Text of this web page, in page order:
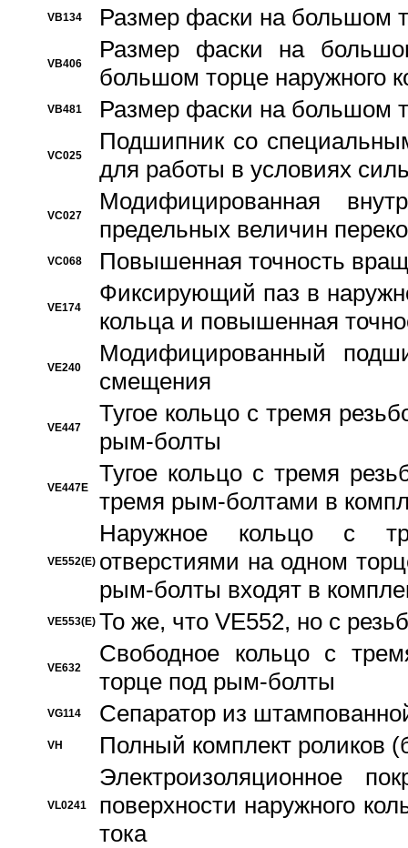
VB134 Размер фаски на большом
VB406
Размер фаски на
большом торце наружного
VB481 Размер фаски на большом
VC025
Подшипник со
для работы в условиях
VC027
Модифицированная
предельных величин
VC068 Повышенная точность
VE174
Фиксирующий паз в
кольца и повышенная
VE240
Модифицированный
смещения
VE447
Тугое кольцо с тремя
рым-болты
VE447E
Тугое кольцо с тремя
тремя рым-болтами в
VE552(E)
Наружное кольцо с
отверстиями на одном
рым-болты входят в
VE553(E) То же, что VE552, но с
VE632
Свободное кольцо с
торце под рым-болты
VG114 Сепаратор из
VH Полный комплект роликов
VL0241
Электроизоляционное
поверхности наружного
тока